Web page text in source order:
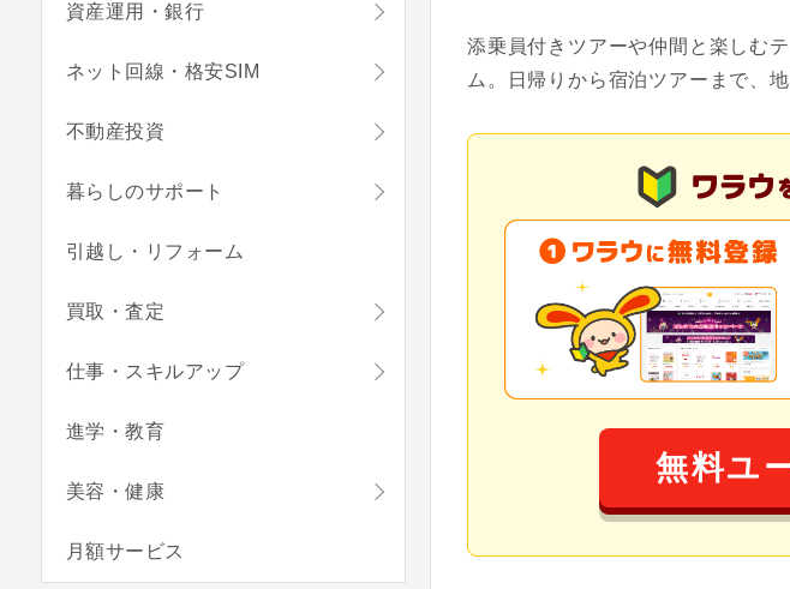
添乗員付きツアーや仲間と楽しむ
ム。日帰りから宿泊ツアーまで、
無料ユ
資産運用・銀行
ネット回線・格安SIM
不動産投資
暮らしのサポート
引越し・リフォーム
買取・査定
仕事・スキルアップ
進学・教育
美容・健康
月額サービス